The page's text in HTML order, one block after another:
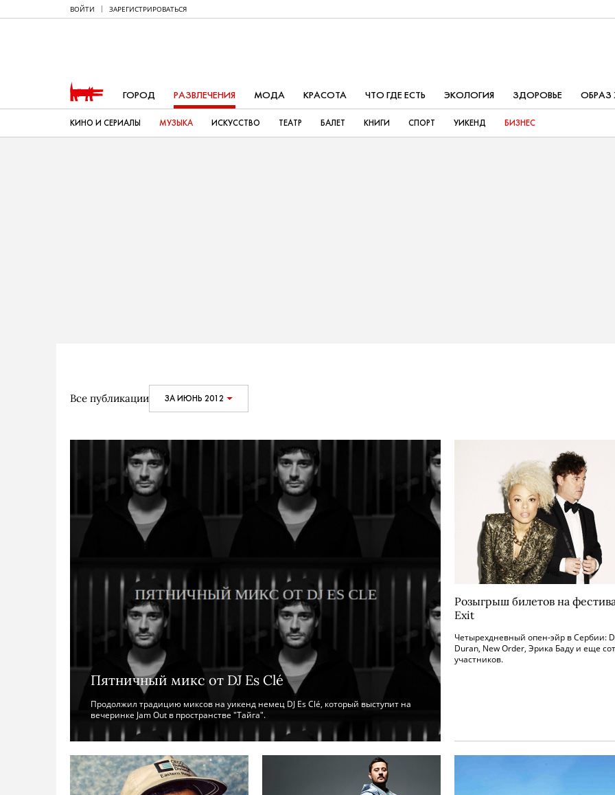
ВОЙТИ ЗАРЕГИСТРИРОВАТЬСЯ
ГОРОД РАЗВЛЕЧЕНИЯ МОДА КРАСОТА ЧТО ГДЕ ЕСТЬ ЭКОЛОГИЯ ЗДОРОВЬЕ
КИНО И СЕРИАЛЫ МУЗЫКА ИСКУССТВО ТЕАТР БАЛЕТ КНИГИ СПОРТ УИКЕНД БИЗНЕС
Все публикации ЗА ИЮНЬ 2012
Пятничный микс от DJ Es Clé
Продолжил традицию миксов на уикенд немец DJ Es Clé, который выступит на
вечеринке Jam Out в пространстве "Тайга".
Розыгрыш билетов на
Exit
Четырехдневный опен-эйр в Сербии:
Duran, New Order, Эрика Баду и еще
участников.